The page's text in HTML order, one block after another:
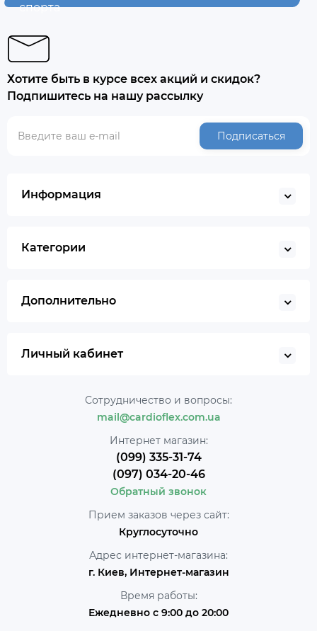
спорта
Хотите быть в курсе всех акций и скидок?
Подпишитесь на нашу рассылку
Подписаться
Информация
Категории
Дополнительно
Личный кабинет
Сотрудничество и вопросы:
mail@cardioflex.com.ua
Интернет магазин:
(099) 335-31-74
(097) 034-20-46
Обратный звонок
Прием заказов через сайт:
Круглосуточно
Адрес интернет-магазина:
г. Киев, Интернет-магазин
Время работы:
Ежедневно с 9:00 до 20:00